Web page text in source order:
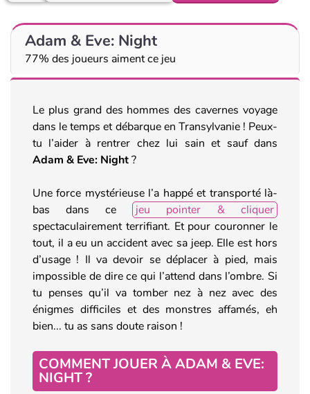
Adam & Eve: Night
77% des joueurs aiment ce jeu
Le plus grand des hommes des cavernes voyage
dans le temps et débarque en Transylvanie ! Peux-
tu l’aider à rentrer chez lui sain et sauf dans
Adam & Eve: Night?
Une force mystérieuse l’a happé et transporté là-
bas dans ce
jeu pointer & cliquer
spectaculairement terrifiant. Et pour couronner le
tout, il a eu un accident avec sa jeep. Elle est hors
d’usage ! Il va devoir se déplacer à pied, mais
impossible de dire ce qui l’attend dans l’ombre. Si
tu penses qu’il va tomber nez à nez avec des
énigmes difficiles et des monstres affamés, eh
bien... tu as sans doute raison !
COMMENT JOUER À ADAM & EVE:
NIGHT ?